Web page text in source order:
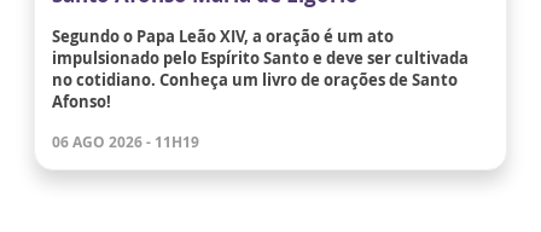
Segundo o Papa Leão XIV, a oração é um ato
impulsionado pelo Espírito Santo e deve ser cultivada
no cotidiano. Conheça um livro de orações de Santo
Afonso!
06 AGO 2026 - 11H19